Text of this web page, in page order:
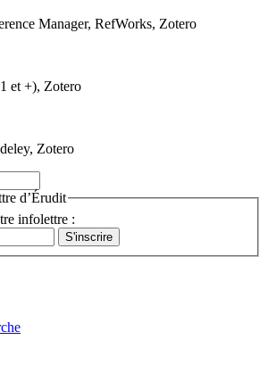
Manager, RefWorks, Zotero
et +), Zotero
Zotero
d’Érudit
infolettre :